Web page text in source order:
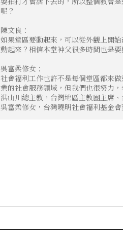
呢？
陳文良：
如果堂區要動起來，可以從外觀上開
動起來？相信本堂神父很多時間也是
吳富柔修女：
社會福利工作也許不是每個堂區都來
業的社會服務領域，但我們也很努力
洪山川總主教，台灣地區主教團主席
吳富柔修女，台灣曉明社會福利基金